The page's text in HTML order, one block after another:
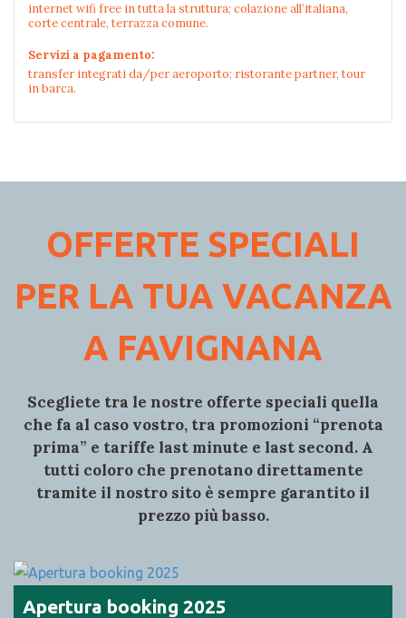
internet wifi free in tutta la struttura; colazione all’italiana,
corte centrale, terrazza comune.
Servizi a pagamento:
transfer integrati da/per aeroporto; ristorante partner, tour
in barca.
OFFERTE SPECIALI
PER LA TUA VACANZA
A FAVIGNANA
Scegliete tra le nostre offerte speciali quella
che fa al caso vostro, tra promozioni “prenota
prima” e tariffe last minute e last second. A
tutti coloro che prenotano direttamente
tramite il nostro sito è sempre garantito il
prezzo più basso.
Apertura booking 2025